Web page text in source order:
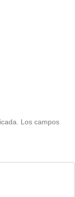
Los campos